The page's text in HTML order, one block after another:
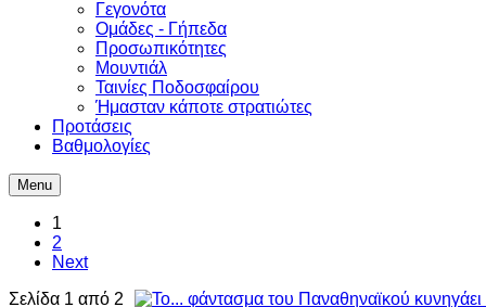
Γεγονότα
Ομάδες - Γήπεδα
Προσωπικότητες
Μουντιάλ
Ταινίες Ποδοσφαίρου
Ήμασταν κάποτε στρατιώτες
Προτάσεις
Βαθμολογίες
Menu
1
2
Next
Σελίδα 1 από 2